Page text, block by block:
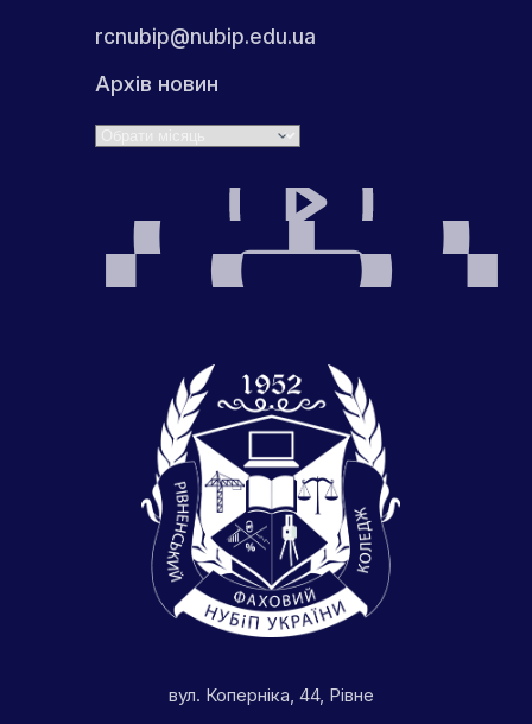
rcnubip@nubip.edu.ua
Архів новин
вул. Коперніка, 44, Рівне